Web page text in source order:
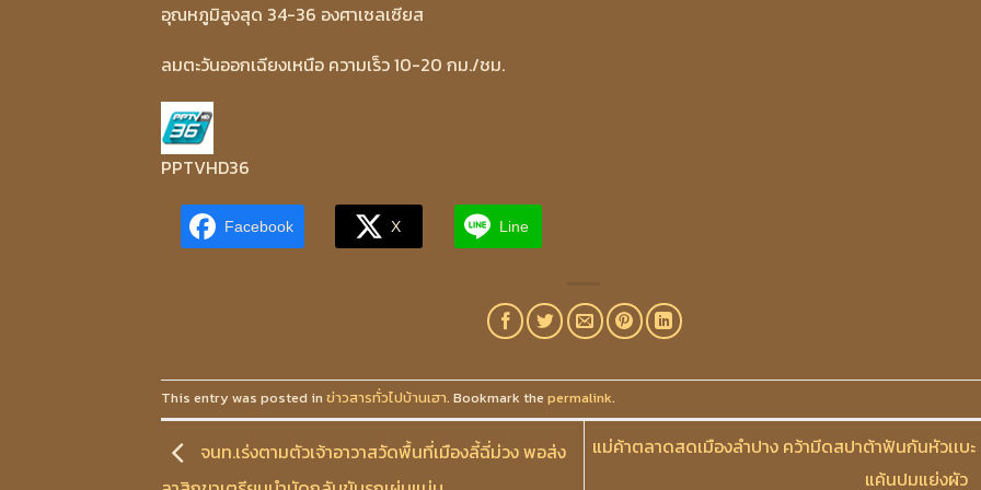
อุณหภูมิสูงสุด 34-36 องศาเซลเซียส
ลมตะวันออกเฉียงเหนือ ความเร็ว 10-20 กม./ชม.
PPTVHD36
Facebook X Line
This entry was posted in ข่าวสารทั่วไปบ้านเฮา. Bookmark the permalink.
จนท.เร่งตามตัวเจ้าอาวาสวัดพื้นที่เมืองลี้ฉี่ม่วง พอส่ง
แม่ค้าตลาดสดเมืองลำปาง คว้ามีดสปาต้าฟันกันหัวเเบะ
แค้นปมแย่งผัว